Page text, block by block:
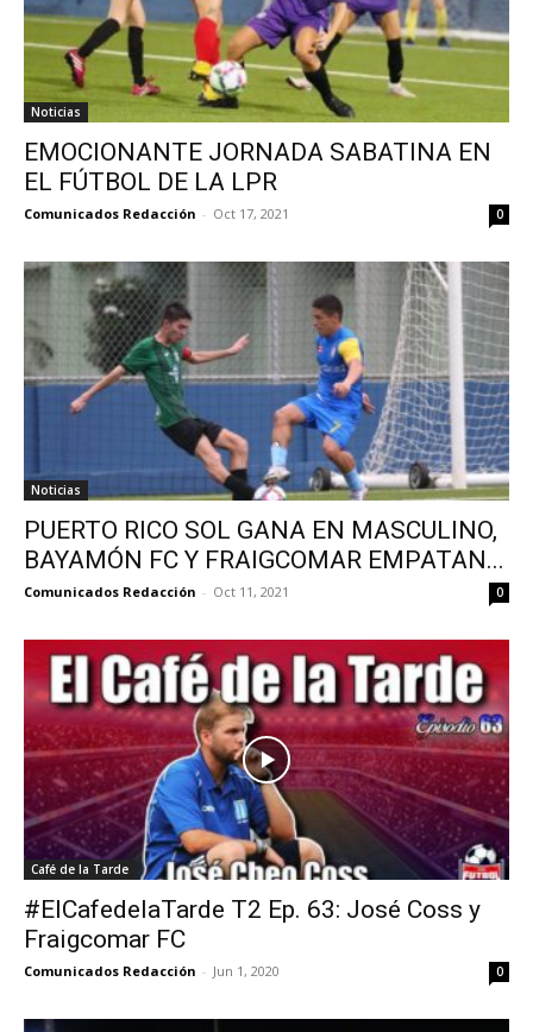
Noticias
EMOCIONANTE JORNADA SABATINA EN
EL FÚTBOL DE LA LPR
Comunicados Redacción - Oct 17, 2021 0
Noticias
PUERTO RICO SOL GANA EN MASCULINO,
BAYAMÓN FC Y FRAIGCOMAR EMPATAN...
Comunicados Redacción - Oct 11, 2021 0
Café de la Tarde
#ElCafedelaTarde T2 Ep. 63: José Coss y
Fraigcomar FC
Comunicados Redacción - Jun 1, 2020 0